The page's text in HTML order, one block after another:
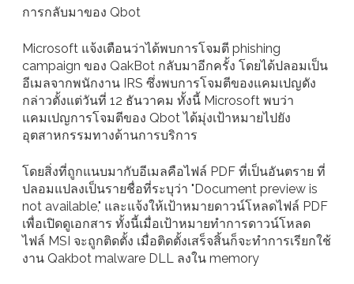
การกลับมาของ Qbot
Microsoft แจ้งเตือนว่าได้พบการโจมตี phishing
campaign ของ QakBot กลับมาอีกครั้ง โดยได้ปลอมเป็น
อีเมลจากพนักงาน IRS ซึ่งพบการโจมตีของแคมเปญดัง
กล่าวตั้งแต่วันที่ 12 ธันวาคม ทั้งนี้ Microsoft พบว่า
แคมเปญการโจมตีของ Qbot ได้มุ่งเป้าหมายไปยัง
อุตสาหกรรมทางด้านการบริการ
โดยสิ่งที่ถูกแนบมากับอีเมลคือไฟล์ PDF ที่เป็นอันตราย ที่
ปลอมแปลงเป็นรายชื่อที่ระบุว่า "Document preview is
not available," และแจ้งให้เป้าหมายดาวน์โหลดไฟล์ PDF
เพื่อเปิดดูเอกสาร ทั้งนี้เมื่อเป้าหมายทำการดาวน์โหลด
ไฟล์ MSI จะถูกติดตั้ง เมื่อติดตั้งเสร็จสิ้นก็จะทำการเรียกใช้
งาน Qakbot malware DLL ลงใน memory